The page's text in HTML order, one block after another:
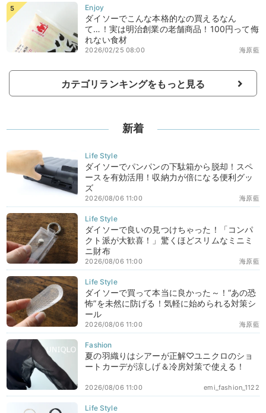
ダイソーでこんな本格的なの買えるなん
て…！実は明治創業の老舗商品！100円って侮
れない食材
海原藍
2026/02/25 08:00
カテゴリランキングをもっと見る
新着
ダイソーでパンパンの下駄箱から脱却！スペ
ースを有効活用！収納力が倍になる便利グッ
ズ
海原藍
2026/08/06 11:00
ダイソーで良いの見つけちゃった！「コンパ
クト派が大歓喜！」驚くほどスリムなミニミ
ニ財布
海原藍
2026/08/06 11:00
ダイソーで買って本当に良かった～！“あの恐
怖”を未然に防げる！気軽に始められる対策シ
ール
海原藍
2026/08/06 11:00
夏の羽織りはシアーが正解♡ユニクロのショ
ートカーデが涼しげ＆冷房対策で使える！
emi_fashion_1122
2026/08/06 11:00